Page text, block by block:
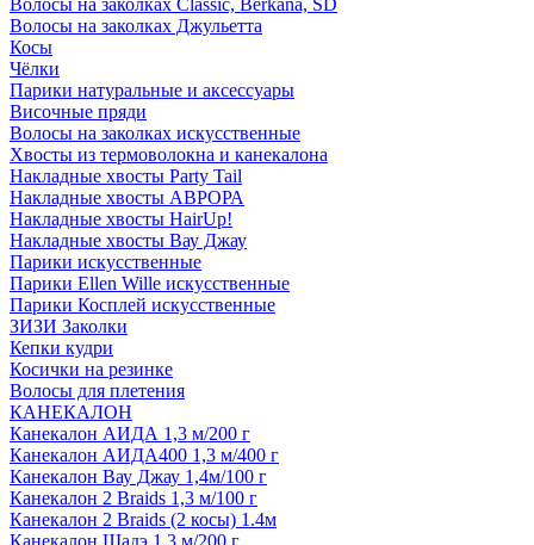
Волосы на заколках Classic, Berkana, SD
Волосы на заколках Джульетта
Косы
Чёлки
Парики натуральные и аксессуары
Височные пряди
Волосы на заколках искусственные
Хвосты из термоволокна и канекалона
Накладные хвосты Party Tail
Накладные хвосты АВРОРА
Накладные хвосты HairUp!
Накладные хвосты Вау Джау
Парики искусственные
Парики Ellen Wille искусственные
Парики Косплей искусственные
ЗИЗИ Заколки
Кепки кудри
Косички на резинке
Волосы для плетения
КАНЕКАЛОН
Канекалон АИДА 1,3 м/200 г
Канекалон АИДА400 1,3 м/400 г
Канекалон Вау Джау 1,4м/100 г
Канекалон 2 Braids 1,3 м/100 г
Канекалон 2 Braids (2 косы) 1.4м
Канекалон Шадэ 1,3 м/200 г